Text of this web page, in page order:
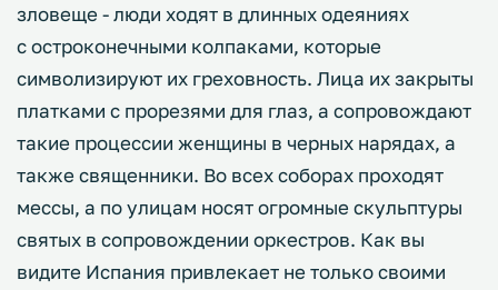
зловеще - люди ходят в длинных одеяниях
с остроконечными колпаками, которые
символизируют их греховность. Лица их закрыты
платками с прорезями для глаз, а сопровождают
такие процессии женщины в черных нарядах, а
также священники. Во всех соборах проходят
мессы, а по улицам носят огромные скульптуры
святых в сопровождении оркестров. Как вы
видите Испания привлекает не только своими